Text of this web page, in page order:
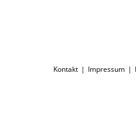
Kontakt Impressum